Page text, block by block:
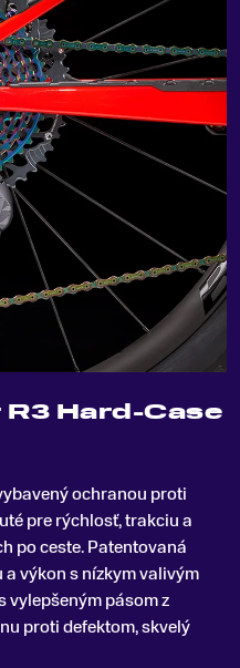
Hard-Case
ochranou proti
pre rýchlosť, trakciu a
po ceste. Patentovaná
výkon s nízkym valivým
vylepšeným pásom z
proti defektom, skvelý